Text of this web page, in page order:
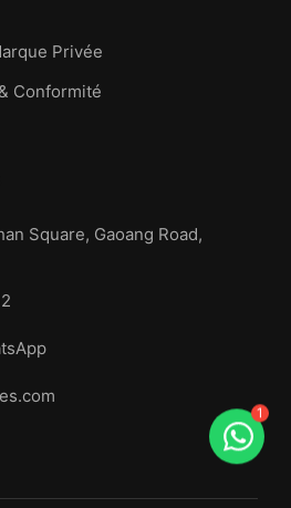
Privée
Conformité
Square, Gaoang Road,
1